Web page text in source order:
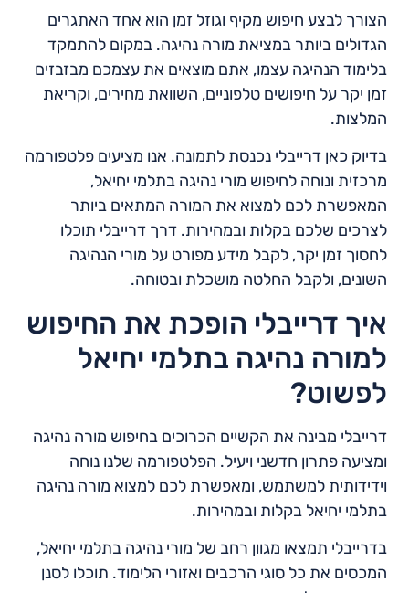
הצורך לבצע חיפוש מקיף וגוזל זמן הוא אחד האתגרים
הגדולים ביותר במציאת מורה נהיגה. במקום להתמקד
בלימוד הנהיגה עצמו, אתם מוצאים את עצמכם מבזבזים
זמן יקר על חיפושים טלפוניים, השוואת מחירים, וקריאת
המלצות.
בדיוק כאן דרייבלי נכנסת לתמונה. אנו מציעים פלטפורמה
מרכזית ונוחה לחיפוש מורי נהיגה בתלמי יחיאל,
המאפשרת לכם למצוא את המורה המתאים ביותר
לצרכים שלכם בקלות ובמהירות. דרך דרייבלי תוכלו
לחסוך זמן יקר, לקבל מידע מפורט על מורי הנהיגה
השונים, ולקבל החלטה מושכלת ובטוחה.
איך דרייבלי הופכת את החיפוש
למורה נהיגה בתלמי יחיאל
לפשוט?
דרייבלי מבינה את הקשיים הכרוכים בחיפוש מורה נהיגה
ומציעה פתרון חדשני ויעיל. הפלטפורמה שלנו נוחה
וידידותית למשתמש, ומאפשרת לכם למצוא מורה נהיגה
בתלמי יחיאל בקלות ובמהירות.
בדרייבלי תמצאו מגוון רחב של מורי נהיגה בתלמי יחיאל,
המכסים את כל סוגי הרכבים ואזורי הלימוד. תוכלו לסנן